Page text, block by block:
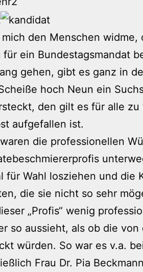
den Menschen widme,
für ein Bundestagsmandat
gehen, gibt es ganz in
hoch Neun ein
den gilt es für alle
aufgefallen ist.
die professionellen
für Wahl losziehen und die
die sie nicht so sehr
„Profis“ wenig
so aussieht, als ob die
würden. So war es v.a.
Frau Dr. Pia